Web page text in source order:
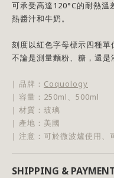
可承受高達120°C的耐熱溫
熱醬汁和牛奶。
刻度以紅色字母標示四種
不論是測量麵粉、糖，還是
| 品牌： Coquology
| 容量：250ml、500ml
| 材質：玻璃
| 產地：美國
| 注意：可於微波爐使用、
SHIPPING &